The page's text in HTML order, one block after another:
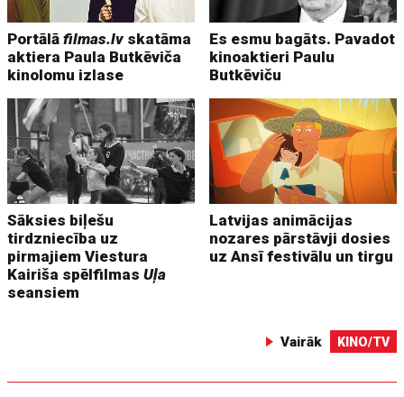
Portālāfilmas.lv skatāma
aktiera Paula Butkēviča
kinolomu izlase
Es esmu bagāts. Pavadot
kinoaktieri Paulu
Butkēviču
Sāksies biļešu
tirdzniecība uz
pirmajiem Viestura
Kairiša spēlfilmasUļa
seansiem
Latvijas animācijas
nozares pārstāvji dosies
uz Ansī festivālu un tirgu
Vairāk KINO/TV